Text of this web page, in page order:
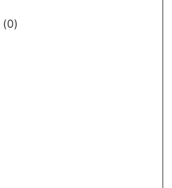
(0)